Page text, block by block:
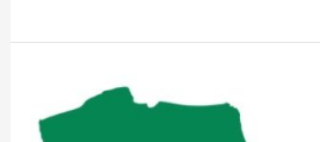
Programy
rolnośrodowiskowe